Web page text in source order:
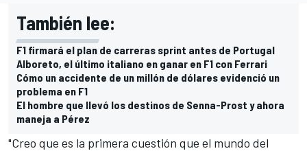
También lee:
F1 firmará el plan de carreras sprint antes de Portugal
Alboreto, el último italiano en ganar en F1 con Ferrari
Cómo un accidente de un millón de dólares evidenció un
problema en F1
El hombre que llevó los destinos de Senna-Prost y ahora
maneja a Pérez
"Creo que es la primera cuestión que el mundo del